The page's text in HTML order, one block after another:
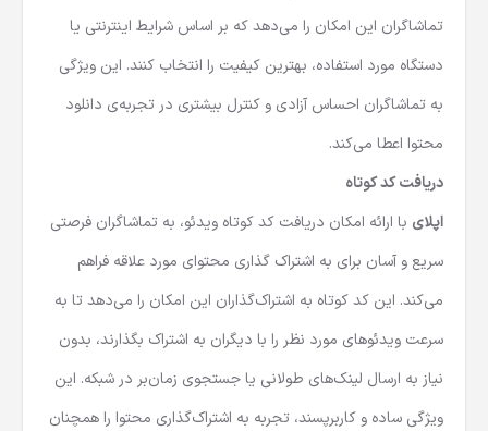
تماشاگران این امکان را می‌دهد که بر اساس شرایط اینترنتی یا
دستگاه مورد استفاده، بهترین کیفیت را انتخاب کنند. این ویژگی
به تماشاگران احساس آزادی و کنترل بیشتری در تجربه‌ی دانلود
محتوا اعطا می‌کند.
دریافت کد کوتاه
اپلای با ارائه امکان دریافت کد کوتاه ویدئو، به تماشاگران فرصتی
سریع و آسان برای به اشتراک گذاری محتوای مورد علاقه فراهم
می‌کند. این کد کوتاه به اشتراک‌گذاران این امکان را می‌دهد تا به
سرعت ویدئوهای مورد نظر را با دیگران به اشتراک بگذارند، بدون
نیاز به ارسال لینک‌های طولانی یا جستجوی زمان‌بر در شبکه. این
ویژگی ساده و کاربرپسند، تجربه به اشتراک‌گذاری محتوا را همچنان